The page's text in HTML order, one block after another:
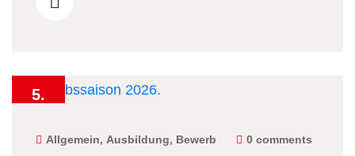
5.
Allgemein, Ausbildung, Bewerb 0 comments